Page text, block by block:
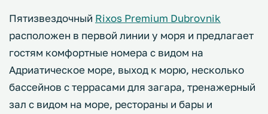
Пятизвездочный Rixos Premium Dubrovnik
расположен в первой линии у моря и предлагает
гостям комфортные номера с видом на
Адриатическое море, выход к морю, несколько
бассейнов с террасами для загара, тренажерный
зал с видом на море, рестораны и бары и